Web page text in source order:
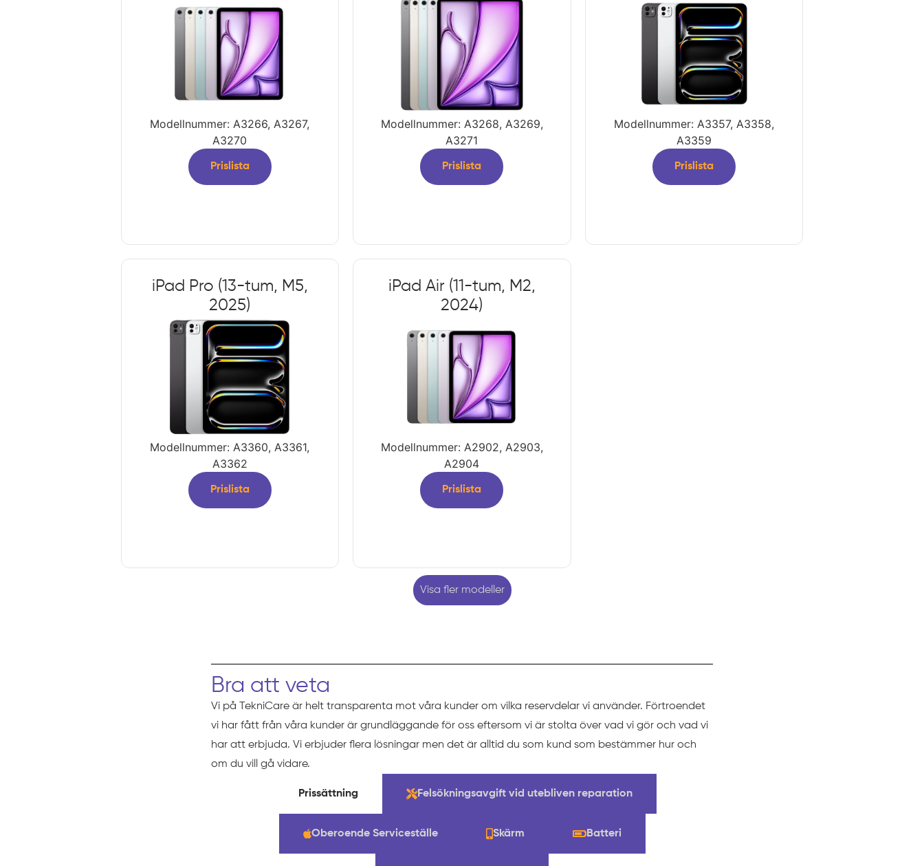
Modellnummer: A3266, A3267,
A3270
Prislista
Modellnummer: A3268, A3269,
A3271
Prislista
Modellnummer: A3357, A3358,
A3359
Prislista
iPad Pro (13-tum, M5,
2025)
Modellnummer: A3360, A3361,
A3362
Prislista
iPad Air (11-tum, M2,
2024)
Modellnummer: A2902, A2903,
A2904
Prislista
Visa fler modeller
Bra att veta
Vi på TekniCare är helt transparenta mot våra kunder om vilka reservdelar vi använder. Förtroendet
vi har fått från våra kunder är grundläggande för oss eftersom vi är stolta över vad vi gör och vad vi
har att erbjuda. Vi erbjuder flera lösningar men det är alltid du som kund som bestämmer hur och
om du vill gå vidare.
Prissättning Felsökningsavgift vid utebliven reparation
Oberoende Serviceställe Skärm Batteri